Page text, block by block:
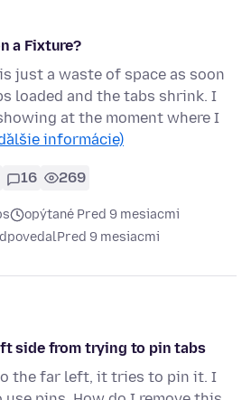
a Fixture?
just a waste of space as soon
loaded and the tabs shrink. I
at the moment where I
informácie)
16 269
opýtané Pred 9 mesiacmi
Pred 9 mesiacmi
side from trying to pin tabs
the far left, it tries to pin it. I